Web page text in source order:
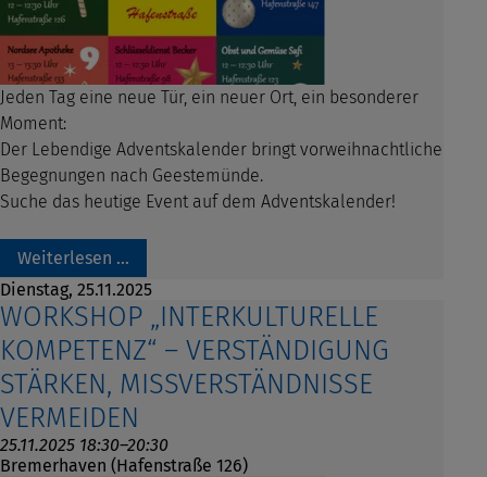
Jeden Tag eine neue Tür, ein neuer Ort, ein besonderer
Moment:
Der Lebendige Adventskalender bringt vorweihnachtliche
Begegnungen nach Geestemünde.
Suche das heutige Event auf dem Adventskalender!
Weiterlesen …
Dienstag, 25.11.2025
WORKSHOP „INTERKULTURELLE
KOMPETENZ“ – VERSTÄNDIGUNG
STÄRKEN, MISSVERSTÄNDNISSE
VERMEIDEN
25.11.2025 18:30–20:30
Bremerhaven (Hafenstraße 126)